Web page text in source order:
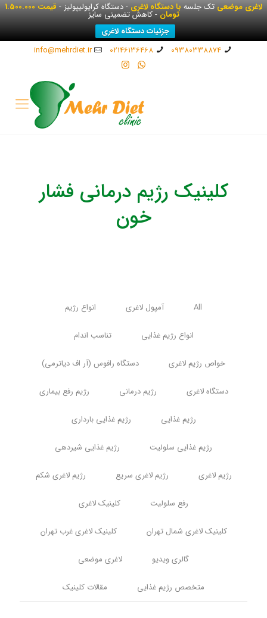
لاغری موضعیتک جلسهبا دستگاه لاغری- دستگاه کرایولیپولیز - قیمت 1.500.000
تومان- کاهش تضمینی سایز
جزئیات دستگاه لاغری
09380338874
02146136468
info@mehrdiet.ir
کلینیک رژیم درمانی فشار
خون
All آمپول لاغری انواع رژیم
انواع رژیم غذایی تناسب اندام
خواص رژیم لاغری دستگاه رافوس (آر اف دیاترمی)
دستگاه لاغری رژیم درمانی رژیم رفع بیماری
رژیم غذایی رژیم غذایی بارداری
رژیم غذایی سلولیت رژیم غذایی شیردهی
رژیم لاغری رژیم لاغری سریع رژیم لاغری شکم
رفع سلولیت کلینیک لاغری
کلینیک لاغری شمال تهران کلینیک لاغری غرب تهران
گالری ویدیو لاغری موضعی
متخصص رژیم غذایی مقالات کلینیک